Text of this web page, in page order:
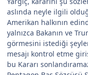
aslında neyle ilgili
Amerikan halkının
yalnızca Bakanın ve
görmesini istediği
mesajı kontrol etme
bu Kararı